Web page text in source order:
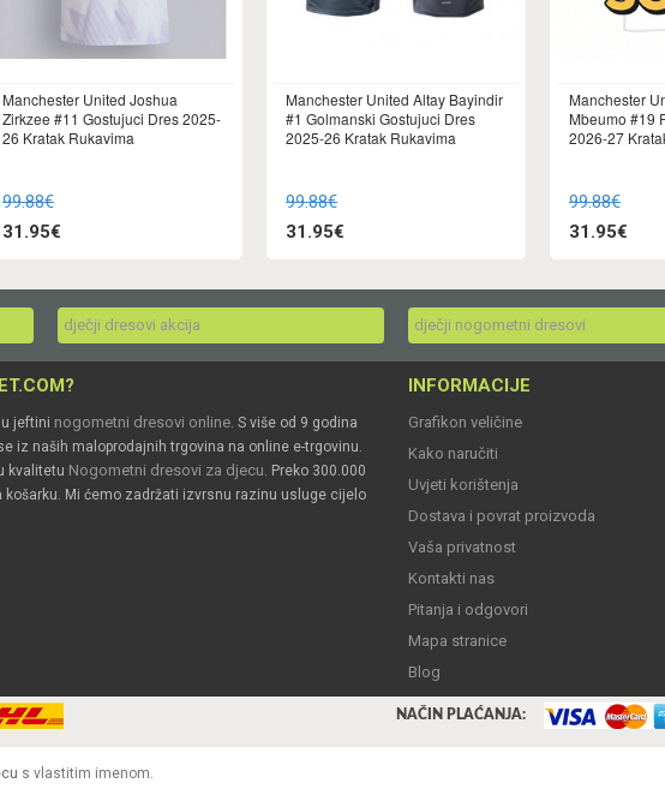
Manchester United Joshua
Zirkzee #11 Gostujuci Dres 2025-
26 Kratak Rukavima
99.88€
31.95€
Manchester United Altay Bayindir
#1 Golmanski Gostujuci Dres
2025-26 Kratak Rukavima
99.88€
31.95€
Manchester
Mbeumo #19
2026-27
99.88€
31.95€
dječji dresovi akcija dječji nogometni dresovi
jeftini nogometni dresovi online. S više od 9 godina
iz naših maloprodajnih trgovina na online e-trgovinu.
kvalitetu Nogometni dresovi za djecu. Preko 300.000
Mi ćemo zadržati izvrsnu razinu usluge cijelo
INFORMACIJE
Grafikon veličine
Kako naručiti
Uvjeti korištenja
Dostava i povrat proizvoda
Vaša privatnost
Kontakti nas
Pitanja i odgovori
Mapa stranice
Blog
NAČIN PLAĆANJA:
s vlastitim imenom.